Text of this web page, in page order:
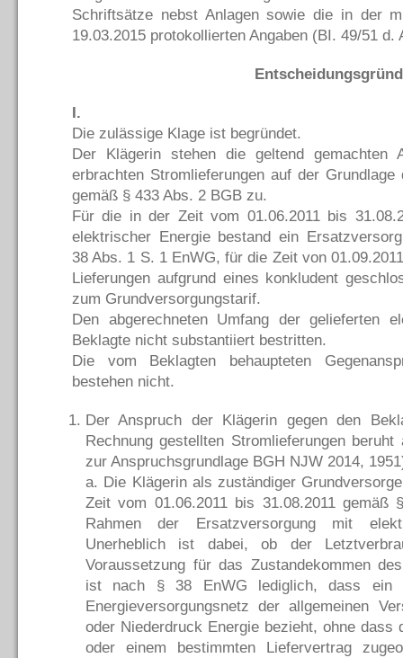
Schriftsätze nebst Anlagen sowie die in der
19.03.2015 protokollierten Angaben (BI. 49/51 d.
I.
Die zulässige Klage ist begründet.
Der Klägerin stehen die geltend gemachten
erbrachten Stromlieferungen auf der
gemäß § 433 Abs. 2 BGB zu.
Für die in der Zeit vom 01.06.2011 bis
elektrischer Energie bestand ein
38 Abs. 1 S. 1 EnWG, für die Zeit von
Lieferungen aufgrund eines konkludent
zum Grundversorgungstarif.
Den abgerechneten Umfang der gelieferten
Beklagte nicht substantiiert bestritten.
Die vom Beklagten behaupteten
bestehen nicht.
Der Anspruch der Klägerin gegen den
Rechnung gestellten Stromlieferungen
zur Anspruchsgrundlage BGH NJW 2014,
a. Die Klägerin als zuständiger
Zeit vom 01.06.2011 bis 31.08.2011
Rahmen der Ersatzversorgung mit
Unerheblich ist dabei, ob der
Voraussetzung für das Zustandekommen
ist nach § 38 EnWG lediglich, dass ein
Energieversorgungsnetz der allgemeinen
oder Niederdruck Energie bezieht, ohne dass
oder einem bestimmten Liefervertrag